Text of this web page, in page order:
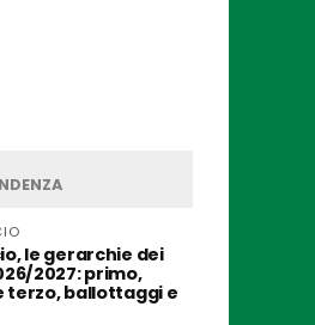
le gerarchie dei
2027: primo,
terzo, ballottaggi e